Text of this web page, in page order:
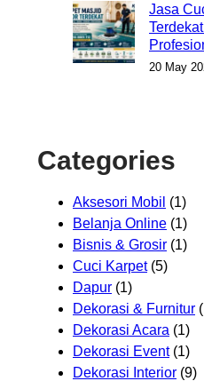
Jasa
20 May
Categories
Aksesori Mobil (1)
Belanja Online (1)
Bisnis & Grosir (1)
Cuci Karpet(5)
Dapur (1)
Dekorasi & Furnitur
Dekorasi Acara (1)
Dekorasi Event(1)
Dekorasi Interior (9)